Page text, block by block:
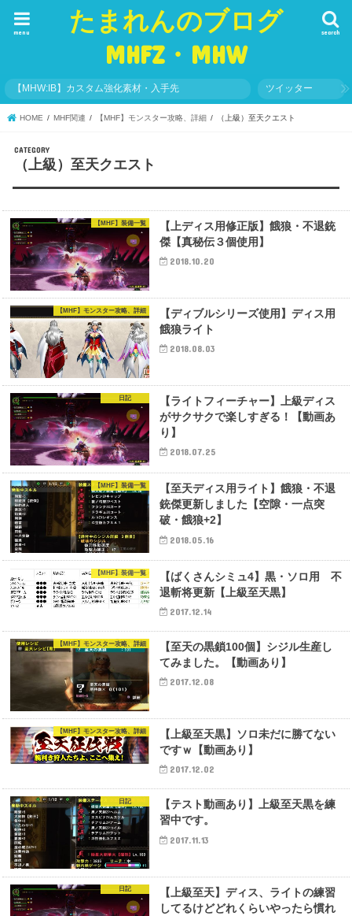
たまれんのブログ
MHFZ・MHW
search
menu
【MHW:IB】カスタム強化素材・入手先 ツイッター
HOME MHF関連 【MHF】モンスター攻略、詳細 （上級）至天クエスト
（上級）至天クエスト
【MHF】装備一覧
【上ディス用修正版】餓狼・不退銃
傑【真秘伝３個使用】
2018.10.20
【MHF】モンスター攻略、詳細
【ディブルシリーズ使用】ディス用
餓狼ライト
2018.08.03
日記
【ライトフィーチャー】上級ディス
がサクサクで楽しすぎる！【動画あ
り】
2018.07.25
【MHF】装備一覧
【至天ディス用ライト】餓狼・不退
銃傑更新しました【空隙・一点突
破・餓狼+2】
2018.05.16
【MHF】装備一覧
【ばくさんシミュ4】黒・ソロ用 不
退斬将更新【上級至天黒】
2017.12.14
【MHF】モンスター攻略、詳細
【至天の黒鎖100個】シジル生産し
てみました。【動画あり】
2017.12.08
【MHF】モンスター攻略、詳細
【上級至天黒】ソロ未だに勝てない
ですｗ【動画あり】
2017.12.02
日記
【テスト動画あり】上級至天黒を練
習中です。
2017.11.13
日記
【上級至天】ディス、ライトの練習
してるけどどれくらいやったら慣れ